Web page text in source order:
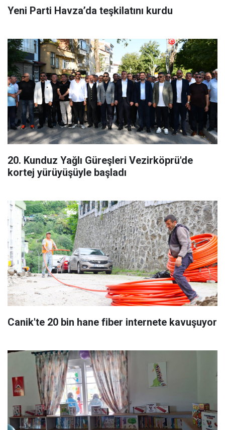
Yeni Parti Havza’da teşkilatını kurdu
20. Kunduz Yağlı Güreşleri Vezirköprü'de
kortej yürüyüşüyle başladı
Canik'te 20 bin hane fiber internete kavuşuyor